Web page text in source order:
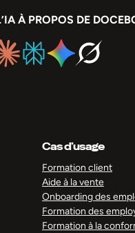
À PROPOS DE
Cas d’usage
Formation client
Aide à la vente
Onboarding des
Formation des
Formation à la